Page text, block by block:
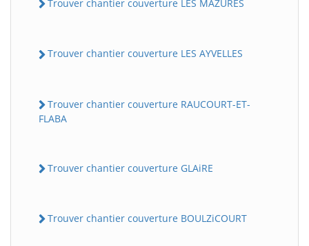
Trouver chantier couverture LES MAZURES
Trouver chantier couverture LES AYVELLES
Trouver chantier couverture RAUCOURT-ET-
FLABA
Trouver chantier couverture GLAiRE
Trouver chantier couverture BOULZiCOURT